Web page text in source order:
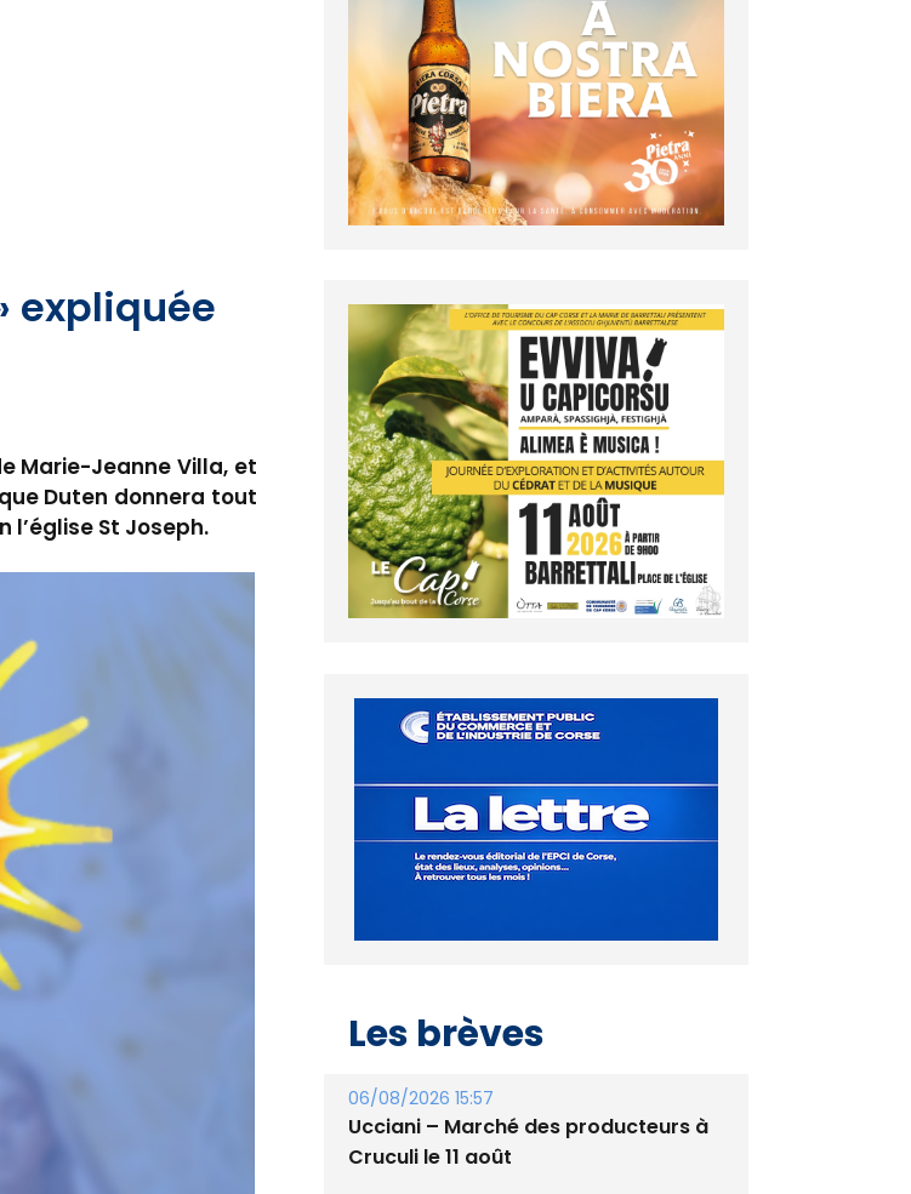
expliquée
Marie-Jeanne Villa, et
Duten donnera tout
l’église St Joseph.
Les brèves
06/08/2026 15:57
Ucciani – Marché des producteurs à
Cruculi le 11 août